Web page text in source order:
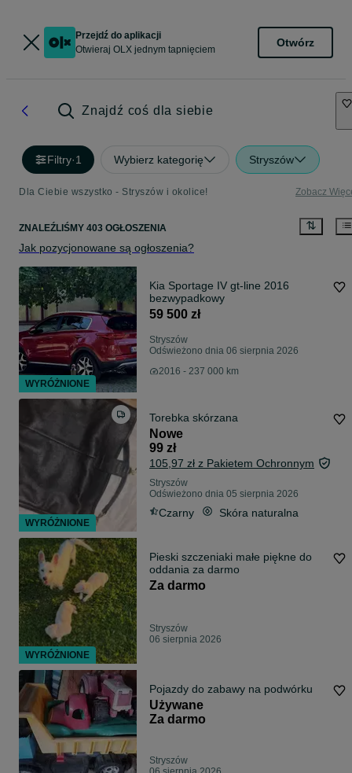
Przejdź do aplikacji
Otwieraj OLX jednym tapnięciem
Otwórz
Znajdź coś dla siebie
Filtry·1 Wybierz kategorię Stryszów
Dla Ciebie wszystko - Stryszów i okolice! Zobacz
ZNALEŹLIŚMY 403 OGŁOSZENIA
Jak pozycjonowane są ogłoszenia?
Kia Sportage IV gt-line 2016
bezwypadkowy
59 500 zł
Stryszów
Odświeżono dnia 06 sierpnia 2026
2016 - 237 000 km
Torebka skórzana
Nowe
99 zł
105,97 zł z Pakietem Ochronnym
Stryszów
Odświeżono dnia 05 sierpnia 2026
Czarny Skóra naturalna
Pieski szczeniaki małe piękne do
oddania za darmo
Za darmo
Stryszów
06 sierpnia 2026
Pojazdy do zabawy na podwórku
Używane
Za darmo
Stryszów
WYRÓŻNIONE
WYRÓŻNIONE
WYRÓŻNIONE